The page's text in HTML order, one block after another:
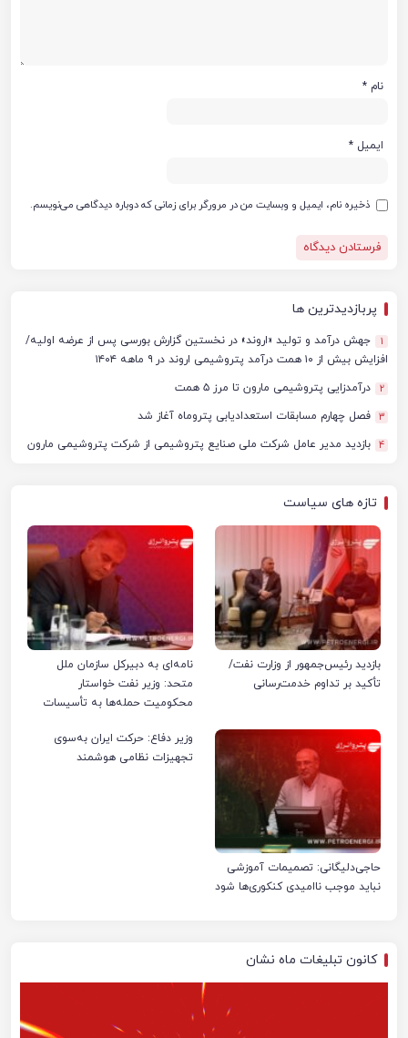
نام *
ایمیل *
ذخیره نام، ایمیل و وبسایت من در مرورگر برای زمانی که دوباره دیدگاهی می‌نویسم.
پربازدیدترین ها
1
جهش درآمد و تولید «اروند» در نخستین گزارش بورسی پس از عرضه اولیه/
افزایش بیش از ۱۰ همت درآمد پتروشیمی اروند در ۹ ماهه ۱۴۰۴
2 درآمدزایی پتروشیمی مارون تا مرز ۵ همت
3 فصل چهارم مسابقات استعدادیابی پتروماه آغاز شد
4 بازدید مدیر عامل شرکت ملی صنایع پتروشیمی از شرکت پتروشیمی مارون
تازه های سیاست
بازدید رئیس‌جمهور از وزارت نفت/
تأکید بر تداوم خدمت‌رسانی
نامه‌ای به دبیرکل سازمان ملل
متحد: وزیر نفت خواستار
محکومیت حمله‌ها به تأسیسات
حاجی‌دلیگانی: تصمیمات آموزشی
نباید موجب ناامیدی کنکوری‌ها شود
وزیر دفاع: حرکت ایران به‌سوی
تجهیزات نظامی هوشمند
کانون تبلیغات ماه نشان